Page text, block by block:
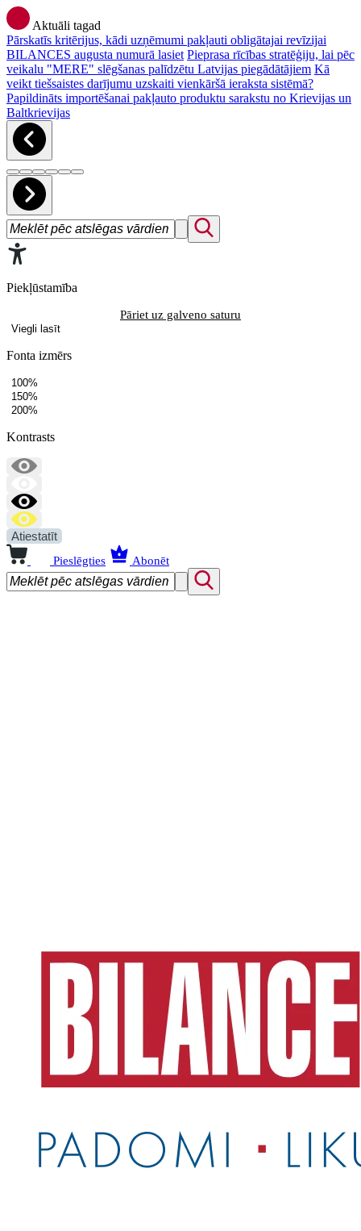
Aktuāli tagad
Pārskatīs kritērijus, kādi uzņēmumi pakļauti obligātajai revīzijai
BILANCES augusta numurā lasiet Pieprasa rīcības stratēģiju, lai pēc
veikalu "MERE" slēgšanas palīdzētu Latvijas piegādātājiem Kā
veikt tiešsaistes darījumu uzskaiti vienkāršā ieraksta sistēmā?
Papildināts importēšanai pakļauto produktu sarakstu no Krievijas un
Baltkrievijas
Piekļūstamība
Pāriet uz galveno saturu
Viegli lasīt
Fonta izmērs
100%
150%
200%
Kontrasts
Atiestatīt
Pieslēgties Abonēt